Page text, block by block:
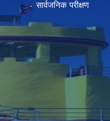
सार्वजनिक परीक्षण